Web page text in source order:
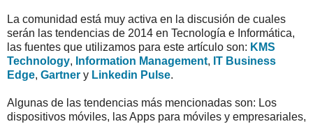
La comunidad está muy activa en la discusión de cuales
serán las tendencias de 2014 en Tecnología e Informática,
las fuentes que utilizamos para este artículo son: KMS
Technology, Information Management, IT Business
Edge, Gartner y Linkedin Pulse.
Algunas de las tendencias más mencionadas son: Los
dispositivos móviles, las Apps para móviles y empresariales,